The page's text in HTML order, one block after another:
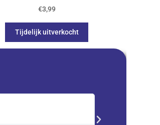
€3,99
Tijdelijk uitverkocht
Trustpilot